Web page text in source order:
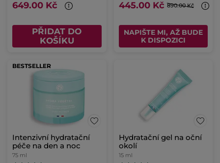
649.00 Kč
PŘIDAT DO
KOŠÍKU
445.00 Kč 890.00 Kč
NAPIŠTE MI, AŽ BUDE
K DISPOZICI
BESTSELLER
Intenzivní hydratační
péče na den a noc
75 ml
Hydratační gel na oční
okolí
15 ml